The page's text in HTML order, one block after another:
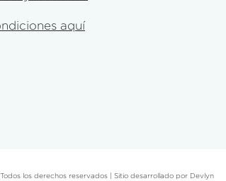
aquí
los derechos reservados | Sitio desarrollado por Devlyn